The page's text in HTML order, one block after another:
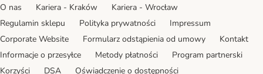
O nas Kariera - Kraków
Kariera - Wrocław
Regulamin sklepu
Polityka prywatności
Impressum
Corporate Website
Formularz odstąpienia od umowy
Kontakt
Informacje o przesyłce
Metody płatności
Program partnerski
Korzyści
DSA Oświadczenie o dostępności